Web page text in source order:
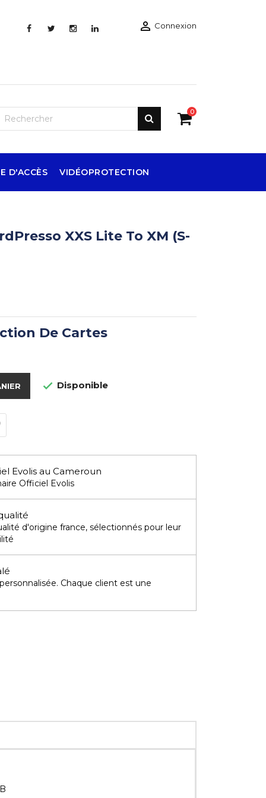
 Connexion
0
D'ACCÈS VIDÉOPROTECTION
XXS Lite To XM (S-
De Cartes
 Disponible
Evolis au Cameroun
Officiel Evolis
d'origine france, sélectionnés pour leur
Chaque client est une